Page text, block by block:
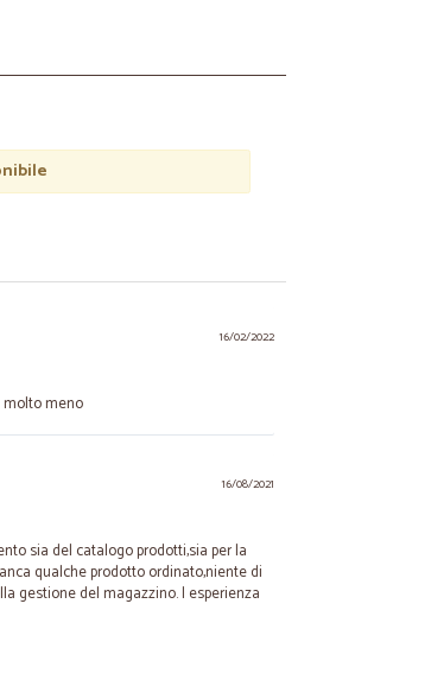
16/02/2022
molto meno
16/08/2021
sia del catalogo prodotti,sia per la
qualche prodotto ordinato,niente di
gestione del magazzino. l esperienza